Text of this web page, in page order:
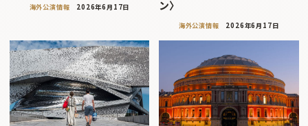
海外公演情報 2026年6月17日
ン〉
海外公演情報 2026年6月17日